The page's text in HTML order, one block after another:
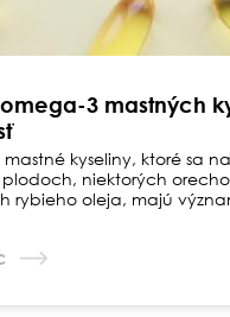
3 mastných
kyseliny, ktoré sa
plodoch, niektorých
rybieho oleja, majú